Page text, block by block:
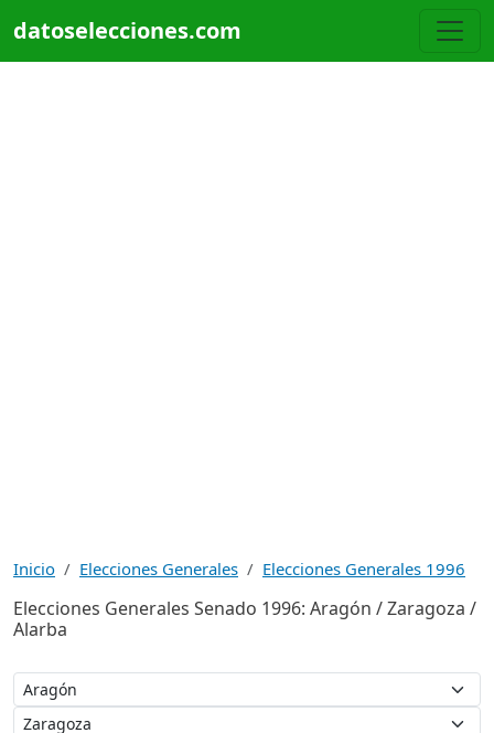
datoselecciones.com
Inicio Elecciones Generales Elecciones Generales 1996
Elecciones Generales Senado 1996: Aragón / Zaragoza /
Alarba